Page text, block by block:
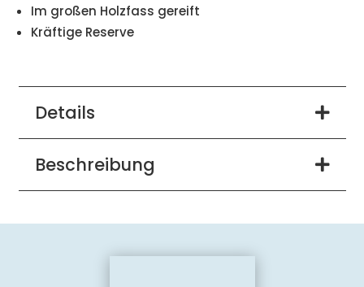
Im großen Holzfass gereift
Kräftige Reserve
Details
Beschreibung